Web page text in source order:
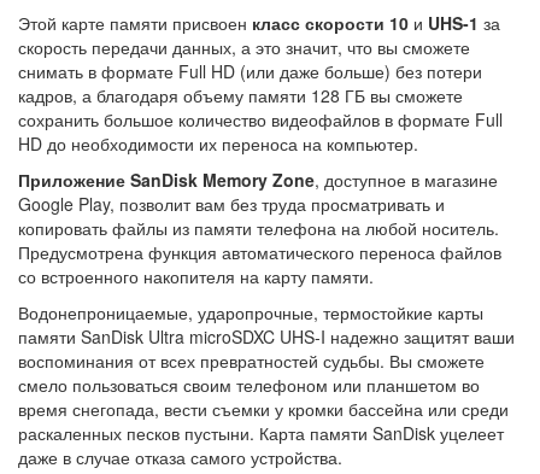
Этой карте памяти присвоен класс скорости 10 и UHS-1 за
скорость передачи данных, а это значит, что вы сможете
снимать в формате Full HD (или даже больше) без потери
кадров, а благодаря объему памяти 128 ГБ вы сможете
сохранить большое количество видеофайлов в формате Full
HD до необходимости их переноса на компьютер.
Приложение SanDisk Memory Zone, доступное в магазине
Google Play, позволит вам без труда просматривать и
копировать файлы из памяти телефона на любой носитель.
Предусмотрена функция автоматического переноса файлов
со встроенного накопителя на карту памяти.
Водонепроницаемые, ударопрочные, термостойкие карты
памяти SanDisk Ultra microSDXC UHS-I надежно защитят ваши
воспоминания от всех превратностей судьбы. Вы сможете
смело пользоваться своим телефоном или планшетом во
время снегопада, вести съемки у кромки бассейна или среди
раскаленных песков пустыни. Карта памяти SanDisk уцелеет
даже в случае отказа самого устройства.